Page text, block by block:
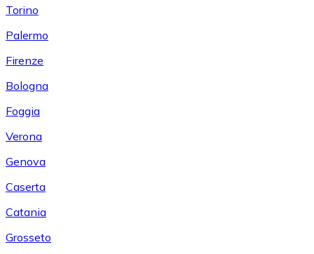
Torino
Palermo
Firenze
Bologna
Foggia
Verona
Genova
Caserta
Catania
Grosseto